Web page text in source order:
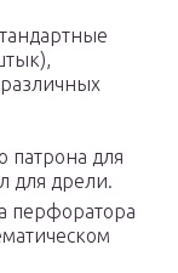
патрона для
для дрели.
перфоратора